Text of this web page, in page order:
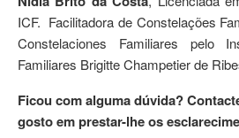
ICF. Facilitadora de Constelações
Constelaciones Familiares pelo
Familiares Brigitte Champetier de
Ficou com alguma dúvida?
gosto em prestar-lhe os